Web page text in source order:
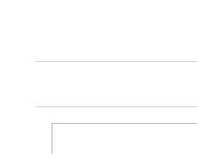
בדיון שנערך בוועדת הכלכלה של הכנסת (3 ביוני 2025), עלו
אספקת החשמל